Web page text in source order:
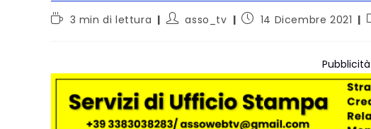
3 min di lettura asso_tv 14 Dicembre 2021
Pubblicità